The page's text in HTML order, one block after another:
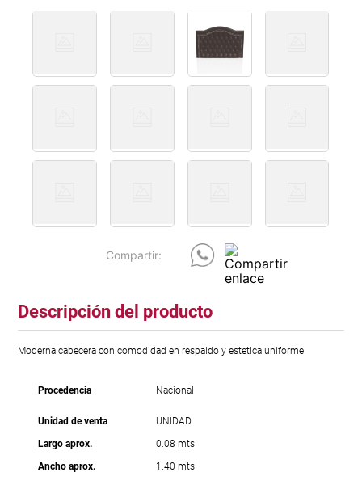
Descripción del producto
Moderna cabecera con comodidad en respaldo y estetica uniforme
Procedencia Nacional
Unidad de venta
UNIDAD
Largo aprox.
0.08 mts
Ancho aprox.
1.40 mts